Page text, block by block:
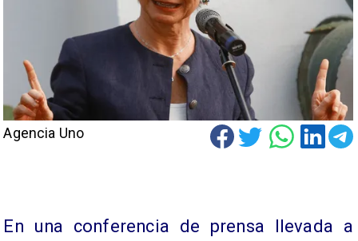
Agencia Uno
​En una conferencia de prensa llevada a